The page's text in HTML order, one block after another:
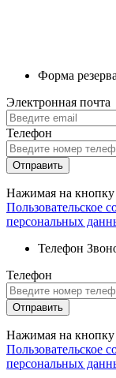
Форма резерва
Электронная почта
Телефон
Отправить
Нажимая на
Пользовательское
персональных
Телефон
Телефон
Отправить
Нажимая на
Пользовательское
персональных